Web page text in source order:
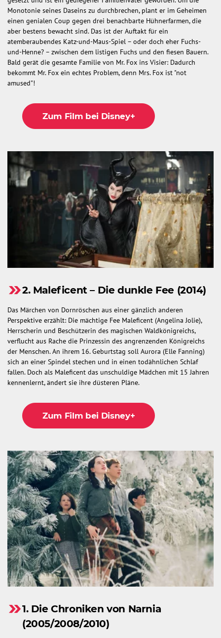
Monotonie seines Daseins zu durchbrechen, plant er im Geheimen
einen genialen Coup gegen drei benachbarte Hühnerfarmen, die
aber bestens bewacht sind. Das ist der Auftakt für ein
atemberaubendes Katz-und-Maus-Spiel – oder doch eher Fuchs-
und-Henne? – zwischen dem listigen Fuchs und den fiesen Bauern.
Bald gerät die gesamte Familie von Mr. Fox ins Visier: Dadurch
bekommt Mr. Fox ein echtes Problem, denn Mrs. Fox ist "not
amused"!
Zum Film bei Disney+
2. Maleficent – Die dunkle Fee (2014)
Das Märchen von Dornröschen aus einer gänzlich anderen
Perspektive erzählt: Die mächtige Fee Maleficent (Angelina Jolie),
Herrscherin und Beschützerin des magischen Waldkönigreichs,
verflucht aus Rache die Prinzessin des angrenzenden Königreichs
der Menschen. An ihrem 16. Geburtstag soll Aurora (Elle Fanning)
sich an einer Spindel stechen und in einen todähnlichen Schlaf
fallen. Doch als Maleficent das unschuldige Mädchen mit 15 Jahren
kennenlernt, ändert sie ihre düsteren Pläne.
Zum Film bei Disney+
1. Die Chroniken von Narnia
(2005/2008/2010)